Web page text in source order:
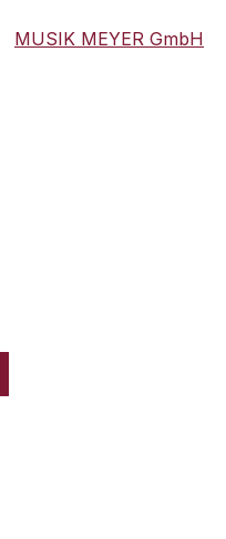
MUSIK MEYER GmbH